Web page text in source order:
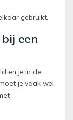
gebruikt.
een
en je in de
je vaak wel